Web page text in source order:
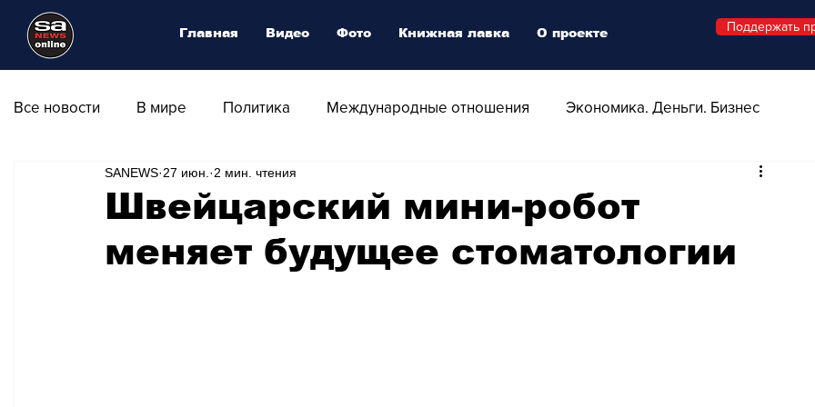
Все новости В мире Политика Международные отношения Экономика. Деньги. Бизнес
Общество Армия Аналитика
Транспорт Культура Магия искусства Swiss Афиша Стиль Стильный четверг
Швейцарский мини-робот
меняет будущее стоматологии
SANEWS 27 июн. 2 мин. чтения
Главная Видео Фото Книжная лавка О проекте Поддержать